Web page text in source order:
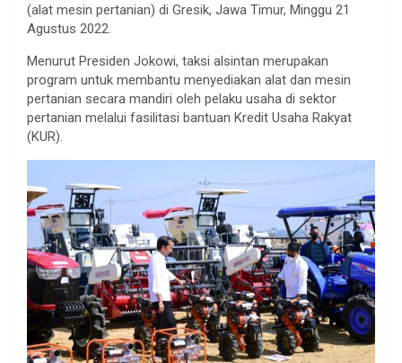
(alat mesin pertanian) di Gresik, Jawa Timur, Minggu 21
Agustus 2022.
Menurut Presiden Jokowi, taksi alsintan merupakan
program untuk membantu menyediakan alat dan mesin
pertanian secara mandiri oleh pelaku usaha di sektor
pertanian melalui fasilitasi bantuan Kredit Usaha Rakyat
(KUR).